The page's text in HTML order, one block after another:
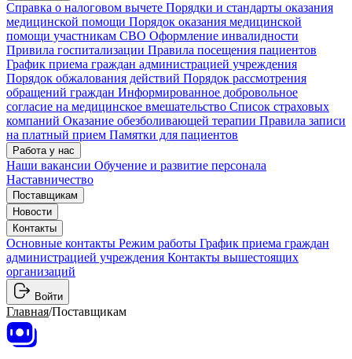
Справка о налоговом вычете Порядки и стандарты оказания
медицинской помощи Порядок оказания медицинской
помощи участникам СВО Оформление инвалидности
Привила госпитализации Правила посещения пациентов
График приема граждан администрацией учреждения
Порядок обжалования действий Порядок рассмотрения
обращений граждан Информированное добровольное
согласие на медицинское вмешательство Список страховых
компаний Оказание обезболивающей терапии Правила записи
на платный прием Памятки для пациентов
Работа у нас
Наши вакансии Обучение и развитие персонала
Наставничество
Поставщикам
Новости
Контакты
Основные контакты Режим работы График приема граждан
администрацией учреждения Контакты вышестоящих
организаций
Войти
Главная/Поставщикам